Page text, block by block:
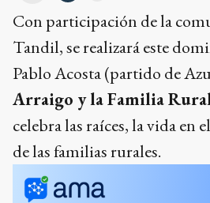
Con participación de la
Tandil, se realizará este
Pablo Acosta (partido de
Arraigo y la Familia
celebra las raíces, la vida en
de las familias rurales.